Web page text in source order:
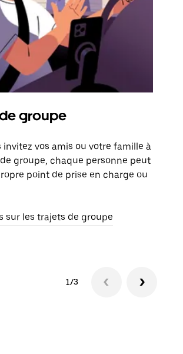
groupe
invitez vos amis ou votre famille à
groupe, chaque personne peut
point de prise en charge ou
sur les trajets de groupe
1/3